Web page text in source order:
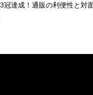
冠達成！通販の利便性と対